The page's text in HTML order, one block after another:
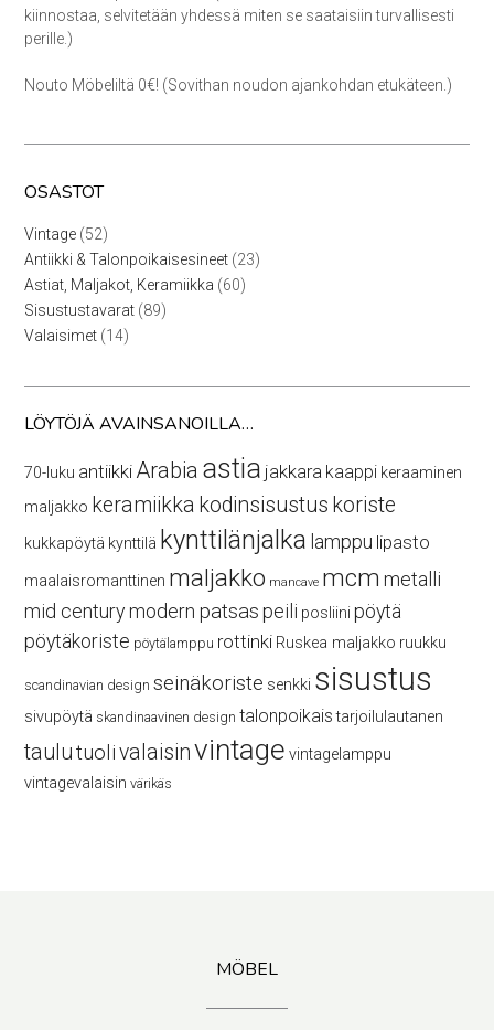
kiinnostaa, selvitetään yhdessä miten se saataisiin turvallisesti
perille.)
Nouto Möbeliltä 0€! (Sovithan noudon ajankohdan etukäteen.)
OSASTOT
Vintage 5252
tuotetta
Antiikki & Talonpoikaisesineet 2323
Astiat, Maljakot, Keramiikka 6060
Sisustustavarat 8989
Valaisimet 1414
LÖYTÖJÄ AVAINSANOILLA…
70-luku antiikki Arabia astia jakkara kaappi keraaminen
maljakko keramiikka kodinsisustus koriste
kukkapöytä kynttilä kynttilänjalka lamppu lipasto
maalaisromanttinen maljakko mancave mcm metalli
mid century modern patsaspeili posliini pöytä
pöytäkoriste pöytälamppu rottinki Ruskea maljakko ruukku
scandinavian design seinäkoriste senkki sisustus
sivupöytä skandinaavinen design talonpoikais tarjoilulautanen
taulutuolivalaisinvintage vintagelamppu
vintagevalaisin värikäs
MÖBEL